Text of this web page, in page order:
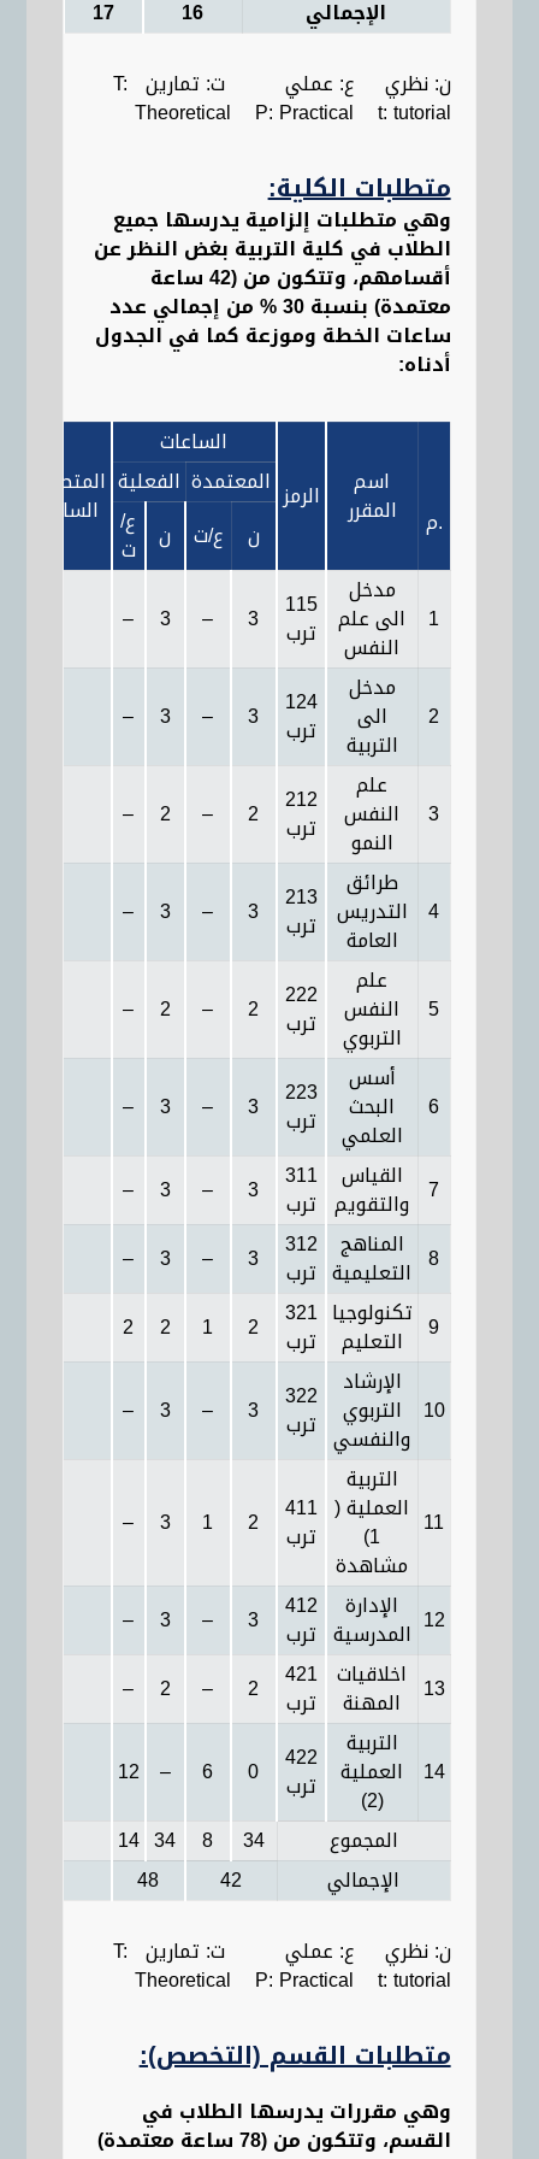
17
16
الإجمالي
ن: نظري ع: عملي ت: تمارين T:
Theoretical P: Practical t: tutorial
متطلبات الكلية:
وهي متطلبات إلزامية يدرسها جميع
الطلاب في كلية التربية بغض النظر عن
أقسامهم، وتتكون من (42 ساعة
معتمدة) بنسبة 30 % من إجمالي عدد
ساعات الخطة وموزعة كما في الجدول
أدناه:
المتطلب
السابق
الساعات
الرمز
اسم
المقرر م.
الفعلية المعتمدة
ع/
ت ن ع/ت ن
– 3 – 3 115
ترب
مدخل
الى علم
النفس
1
– 3 – 3 124
ترب
مدخل
الى
التربية
2
– 2 – 2 212
ترب
علم
النفس
النمو
3
– 3 – 3 213
ترب
طرائق
التدريس
العامة
4
– 2 – 2 222
ترب
علم
النفس
التربوي
5
– 3 – 3 223
ترب
أسس
البحث
العلمي
6
– 3 – 3 311
ترب
القياس
والتقويم 7
–
3 – 3 312
ترب
المناهج
التعليمية 8
2
2 1 2 321
ترب
تكنولوجيا
التعليم 9
– 3 – 3 322
ترب
الإرشاد
التربوي
والنفسي
10
– 3 1 2 411
ترب
التربية
العملية (
1)
مشاهدة
11
– 3 – 3 412
ترب
الإدارة
المدرسية 12
–
2 – 2 421
ترب
اخلاقيات
المهنة 13
12 – 6 0 422
ترب
التربية
العملية
(2)
14
14 34 8 34
المجموع
48
42
الإجمالي
ن: نظري ع: عملي ت: تمارين T:
Theoretical P: Practical t: tutorial
متطلبات القسم (التخصص):
وهي مقررات يدرسها الطلاب في
القسم، وتتكون من (78 ساعة معتمدة)